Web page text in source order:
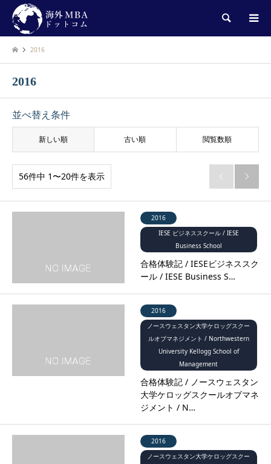
検索
2016
2016
並べ替え条件
新しい順 古い順 閲覧数順
56件中 1〜20件を表示  
2016
IESE ビジネススクール / IESE
Business School
合格体験記 / IESEビジネススク
ール / IESE Business S…
2016
ノースウェスタン大学ケロッグスクー
ルオブマネジメント / Northwestern
University Kellogg School of
Management
合格体験記 / ノースウェスタン
大学ケロッグスクールオブマネ
ジメント / N…
2016
ノースウェスタン大学ケロッグスクー